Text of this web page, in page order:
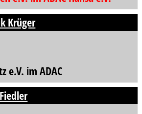
Krüger
e.V. im ADAC